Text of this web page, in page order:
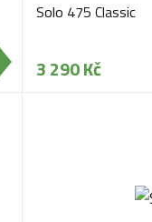
Solo 475 Classic
3 290 Kč